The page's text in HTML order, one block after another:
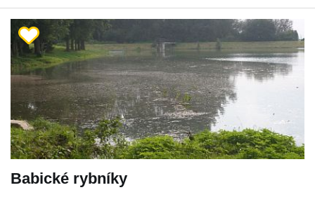
Babické rybníky